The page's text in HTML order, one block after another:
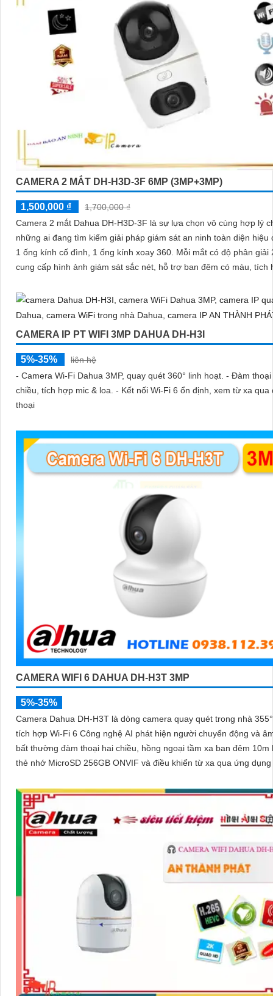
CAMERA 2 MẮT DH-H3D-3F 6MP (3MP+3MP)
1,500,000 ₫
1,700,000 ₫
Camera 2 mắt Dahua DH-H3D-3F là sự lựa chọn vô cùng hợp lý
những ai đang tìm kiếm giải pháp giám sát an ninh toàn diện hiệu
1 ống kính cố đình, 1 ống kính xoay 360. Mỗi mắt có độ phân giải
cung cấp hình ảnh giám sát sắc nét, hỗ trợ ban đêm có màu, tích
xác cao
CAMERA IP PT WIFI 3MP DAHUA DH-H3I
5%-35%
liên hệ
- Camera Wi-Fi Dahua 3MP, quay quét 360° linh hoạt. - Đàm thoại
chiều, tích hợp mic & loa. - Kết nối Wi-Fi 6 ổn định, xem từ xa qua
thoại
CAMERA WIFI 6 DAHUA DH-H3T 3MP
5%-35%
Camera Dahua DH-H3T là dòng camera quay quét trong nhà
tích hợp Wi-Fi 6 Công nghệ AI phát hiện người chuyển động và
bất thường đàm thoại hai chiều, hồng ngoại tầm xa ban đêm 10m
thẻ nhớ MicroSD 256GB ONVIF và điều khiển từ xa qua ứng dụng